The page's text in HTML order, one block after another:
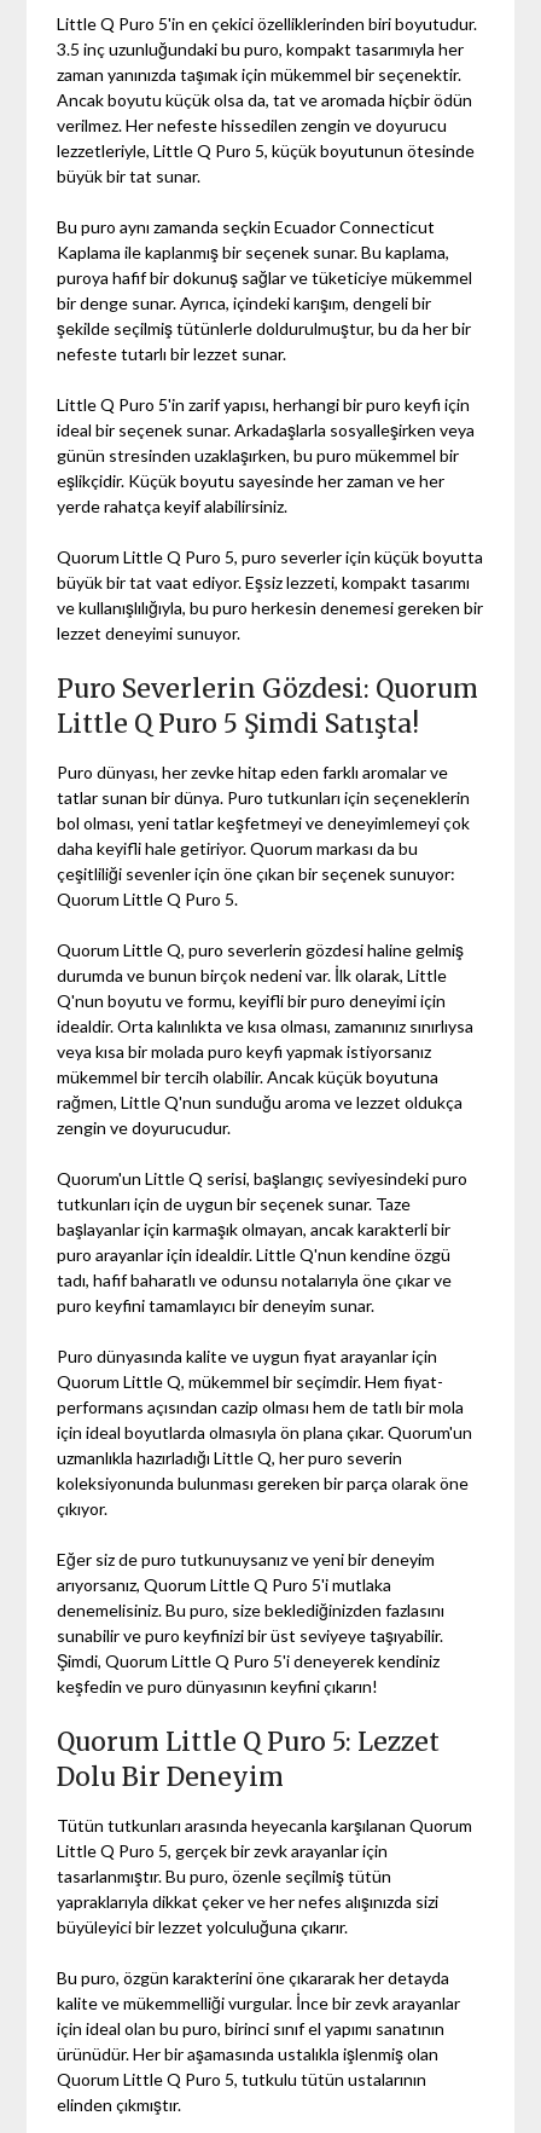
Little Q Puro 5'in en çekici özelliklerinden biri boyutudur.
3.5 inç uzunluğundaki bu puro, kompakt tasarımıyla her
zaman yanınızda taşımak için mükemmel bir seçenektir.
Ancak boyutu küçük olsa da, tat ve aromada hiçbir ödün
verilmez. Her nefeste hissedilen zengin ve doyurucu
lezzetleriyle, Little Q Puro 5, küçük boyutunun ötesinde
büyük bir tat sunar.
Bu puro aynı zamanda seçkin Ecuador Connecticut
Kaplama ile kaplanmış bir seçenek sunar. Bu kaplama,
puroya hafif bir dokunuş sağlar ve tüketiciye mükemmel
bir denge sunar. Ayrıca, içindeki karışım, dengeli bir
şekilde seçilmiş tütünlerle doldurulmuştur, bu da her bir
nefeste tutarlı bir lezzet sunar.
Little Q Puro 5'in zarif yapısı, herhangi bir puro keyfi için
ideal bir seçenek sunar. Arkadaşlarla sosyalleşirken veya
günün stresinden uzaklaşırken, bu puro mükemmel bir
eşlikçidir. Küçük boyutu sayesinde her zaman ve her
yerde rahatça keyif alabilirsiniz.
Quorum Little Q Puro 5, puro severler için küçük boyutta
büyük bir tat vaat ediyor. Eşsiz lezzeti, kompakt tasarımı
ve kullanışlılığıyla, bu puro herkesin denemesi gereken bir
lezzet deneyimi sunuyor.
Puro Severlerin Gözdesi: Quorum
Little Q Puro 5 Şimdi Satışta!
Puro dünyası, her zevke hitap eden farklı aromalar ve
tatlar sunan bir dünya. Puro tutkunları için seçeneklerin
bol olması, yeni tatlar keşfetmeyi ve deneyimlemeyi çok
daha keyifli hale getiriyor. Quorum markası da bu
çeşitliliği sevenler için öne çıkan bir seçenek sunuyor:
Quorum Little Q Puro 5.
Quorum Little Q, puro severlerin gözdesi haline gelmiş
durumda ve bunun birçok nedeni var. İlk olarak, Little
Q'nun boyutu ve formu, keyifli bir puro deneyimi için
idealdir. Orta kalınlıkta ve kısa olması, zamanınız sınırlıysa
veya kısa bir molada puro keyfi yapmak istiyorsanız
mükemmel bir tercih olabilir. Ancak küçük boyutuna
rağmen, Little Q'nun sunduğu aroma ve lezzet oldukça
zengin ve doyurucudur.
Quorum'un Little Q serisi, başlangıç seviyesindeki puro
tutkunları için de uygun bir seçenek sunar. Taze
başlayanlar için karmaşık olmayan, ancak karakterli bir
puro arayanlar için idealdir. Little Q'nun kendine özgü
tadı, hafif baharatlı ve odunsu notalarıyla öne çıkar ve
puro keyfini tamamlayıcı bir deneyim sunar.
Puro dünyasında kalite ve uygun fiyat arayanlar için
Quorum Little Q, mükemmel bir seçimdir. Hem fiyat-
performans açısından cazip olması hem de tatlı bir mola
için ideal boyutlarda olmasıyla ön plana çıkar. Quorum'un
uzmanlıkla hazırladığı Little Q, her puro severin
koleksiyonunda bulunması gereken bir parça olarak öne
çıkıyor.
Eğer siz de puro tutkunuysanız ve yeni bir deneyim
arıyorsanız, Quorum Little Q Puro 5'i mutlaka
denemelisiniz. Bu puro, size beklediğinizden fazlasını
sunabilir ve puro keyfinizi bir üst seviyeye taşıyabilir.
Şimdi, Quorum Little Q Puro 5'i deneyerek kendiniz
keşfedin ve puro dünyasının keyfini çıkarın!
Quorum Little Q Puro 5: Lezzet
Dolu Bir Deneyim
Tütün tutkunları arasında heyecanla karşılanan Quorum
Little Q Puro 5, gerçek bir zevk arayanlar için
tasarlanmıştır. Bu puro, özenle seçilmiş tütün
yapraklarıyla dikkat çeker ve her nefes alışınızda sizi
büyüleyici bir lezzet yolculuğuna çıkarır.
Bu puro, özgün karakterini öne çıkararak her detayda
kalite ve mükemmelliği vurgular. İnce bir zevk arayanlar
için ideal olan bu puro, birinci sınıf el yapımı sanatının
ürünüdür. Her bir aşamasında ustalıkla işlenmiş olan
Quorum Little Q Puro 5, tutkulu tütün ustalarının
elinden çıkmıştır.